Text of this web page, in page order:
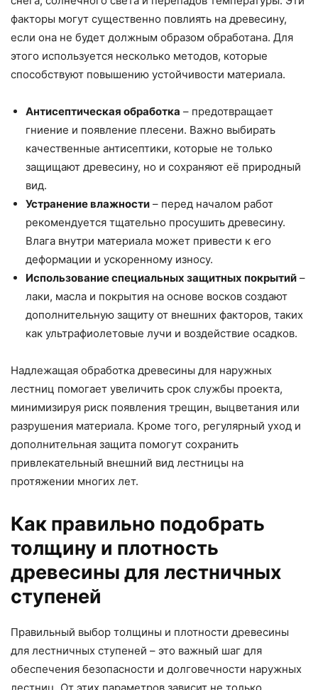
факторы могут существенно повлиять на древесину,
если она не будет должным образом обработана. Для
этого используется несколько методов, которые
способствуют повышению устойчивости материала.
Антисептическая обработка – предотвращает
гниение и появление плесени. Важно выбирать
качественные антисептики, которые не только
защищают древесину, но и сохраняют её природный
вид.
Устранение влажности – перед началом работ
рекомендуется тщательно просушить древесину.
Влага внутри материала может привести к его
деформации и ускоренному износу.
Использование специальных защитных покрытий –
лаки, масла и покрытия на основе восков создают
дополнительную защиту от внешних факторов, таких
как ультрафиолетовые лучи и воздействие осадков.
Надлежащая обработка древесины для наружных
лестниц помогает увеличить срок службы проекта,
минимизируя риск появления трещин, выцветания или
разрушения материала. Кроме того, регулярный уход и
дополнительная защита помогут сохранить
привлекательный внешний вид лестницы на
протяжении многих лет.
Как правильно подобрать
толщину и плотность
древесины для лестничных
ступеней
Правильный выбор толщины и плотности древесины
для лестничных ступеней – это важный шаг для
обеспечения безопасности и долговечности наружных